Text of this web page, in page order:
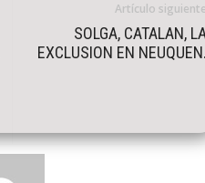
Artículo
SOLGA, CATALAN,
EXCLUSION EN